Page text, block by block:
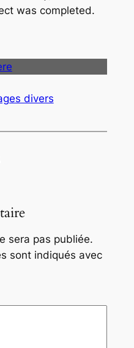
was completed.
divers
sera pas publiée.
sont indiqués avec